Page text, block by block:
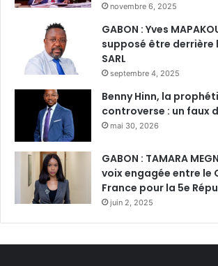
novembre 6, 2025
GABON : Yves
supposé être derrière
SARL
septembre 4, 2025
Benny Hinn, la
controverse : un faux
mai 30, 2026
GABON : TAMARA
voix engagée entre le
France pour la 5e
juin 2, 2025